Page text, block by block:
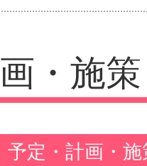
・施策
予定・計画・